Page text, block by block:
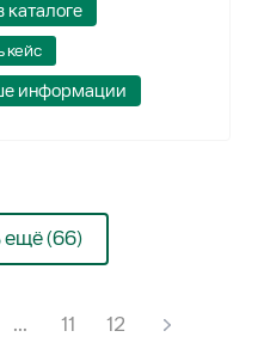
каталоге
кейс
информации
ещё (66)
... 11 12